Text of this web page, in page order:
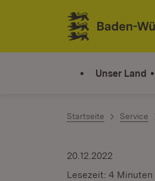
Zum Inhalt springen
Link zur Startseite
Unser Land
Startseite Service
20.12.2022
Lesezeit: 4 Minuten